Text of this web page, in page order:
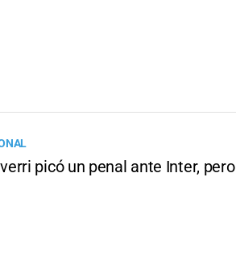
picó un penal ante Inter,